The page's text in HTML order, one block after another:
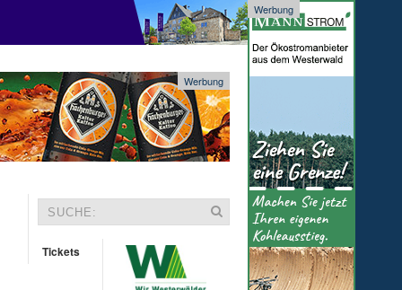
Werbung
Werbung
Tickets